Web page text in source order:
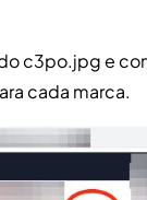
c3po.jpg e
cada marca.